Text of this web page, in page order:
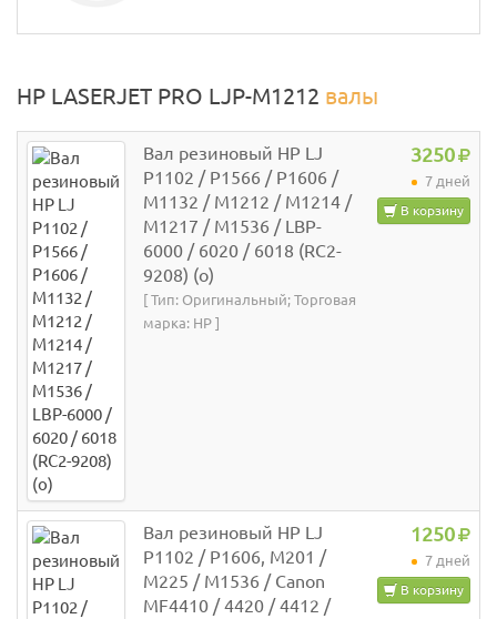
HP LASERJET PRO LJP-M1212 валы
Вал резиновый НР LJ
P1102 / P1566 / P1606 /
M1132 / M1212 / M1214 /
M1217 / M1536 / LBP-
6000 / 6020 / 6018 (RC2-
9208) (o)
[ Тип: Оригинальный; Торговая
марка: HP ]
3250
7 дней
В корзину
Вал резиновый НР LJ
P1102 / P1606, M201 /
M225 / M1536 / Canon
MF4410 / 4420 / 4412 /
1250
7 дней
В корзину